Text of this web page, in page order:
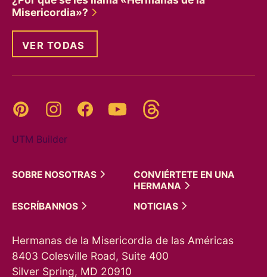
Misericordia»?
VER TODAS
Pinterest InstagramFacebookYouTube
UTM Builder
SOBRE NOSOTRAS
CONVIÉRTETE EN UNA
HERMANA
ESCRÍBANNOS
NOTICIAS
Hermanas de la Misericordia de las Américas
8403 Colesville Road, Suite 400
Silver Spring, MD 20910